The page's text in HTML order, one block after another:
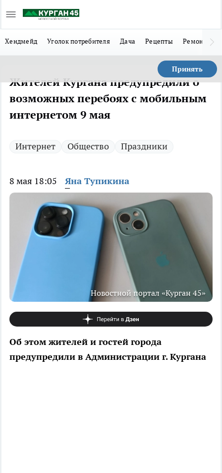
Хендмейд Уголок потребителя Дача Рецепты Ремонт
Принять
Жителей Кургана предупредили о
возможных перебоях с мобильным
интернетом 9 мая
Интернет Общество Праздники
8 мая 18:05 Яна Тупикина
Новостной портал «Курган 45»
Об этом жителей и гостей города
предупредили в Администрации г. Кургана